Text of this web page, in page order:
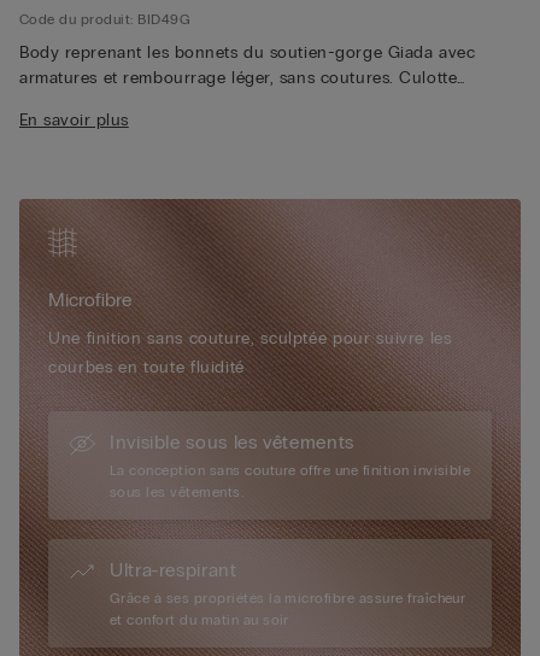
Code du produit: BID49G
Body reprenant les bonnets du soutien-gorge Giada avec
armatures et rembourrage léger, sans coutures. Culotte
Bretelles élastiques entièrement réglables et amovibles. L'idéal
85B / 42B.
La microfibre Intimissimi est tout simplement unique pour ses
nombreuses vertus qui la caractérisent : elle a un toucher très
doux et ultrafin, est enveloppante et soyeuse, presque
impalpable, procurant un effet « seconde peau ». Imperceptible
au porté, elle est idéale pour toutes les femmes, tous les jours
et en toute occasion.
En savoir plus
Microfibre
Une finition sans couture, sculptée pour suivre les
courbes en toute fluidité
Invisible sous les vêtements
La conception sans couture offre une finition invisible
sous les vêtements.
Ultra-respirant
Grâce à ses propriétés la microfibre assure fraîcheur
et confort du matin au soir